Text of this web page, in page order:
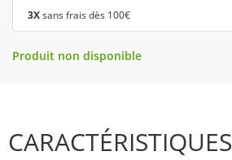
3Xsans frais dès 100€
Produit non disponible
CARACTÉRISTIQUES